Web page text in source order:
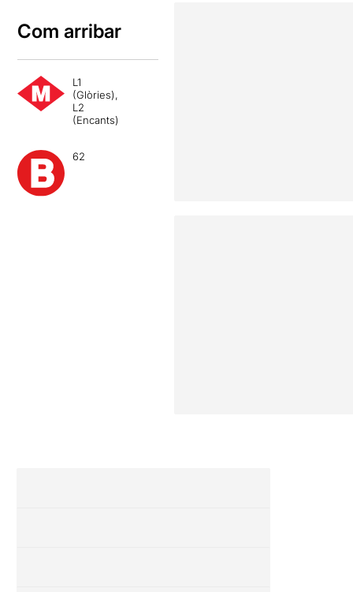
Com arribar
L1
(Glòries),
L2
(Encants)
62